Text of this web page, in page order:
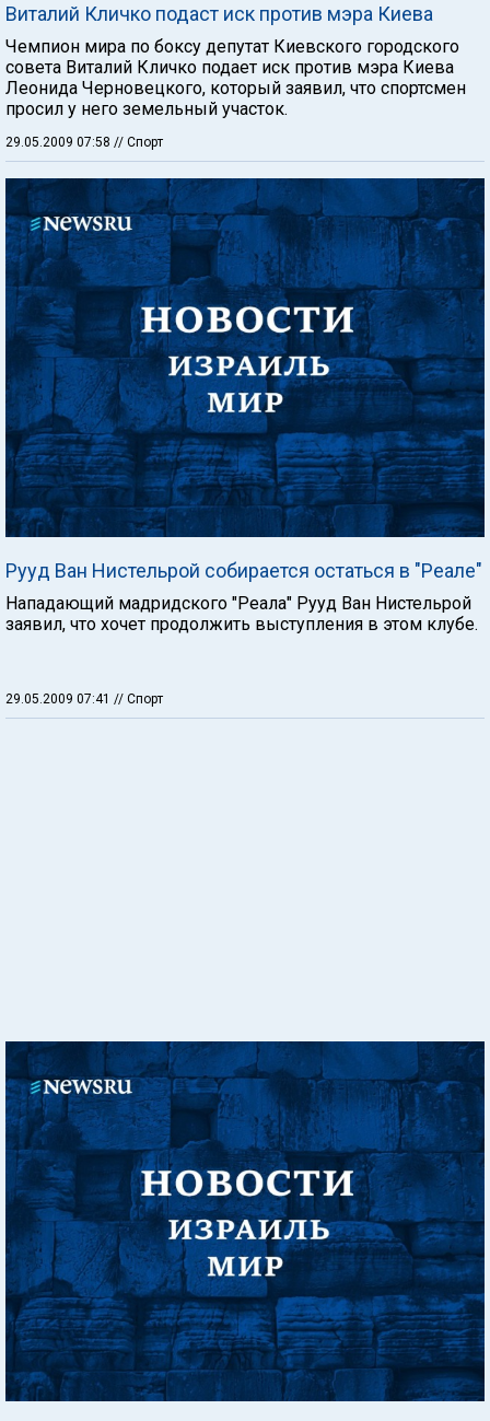
Виталий Кличко подаст иск против мэра Киева
Чемпион мира по боксу депутат Киевского городского
совета Виталий Кличко подает иск против мэра Киева
Леонида Черновецкого, который заявил, что спортсмен
просил у него земельный участок.
29.05.2009 07:58 // Спорт
Рууд Ван Нистельрой собирается остаться в "Реале"
Нападающий мадридского "Реала" Рууд Ван Нистельрой
заявил, что хочет продолжить выступления в этом клубе.
29.05.2009 07:41 // Спорт